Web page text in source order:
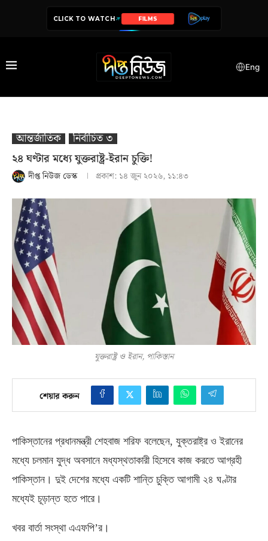
CLICK TO WATCH SERIES
Eng
আন্তর্জাতিক
নির্বাচিত ৩
২৪ ঘণ্টার মধ্যে যুক্তরাষ্ট্র-ইরান চুক্তি!
দীপ্ত নিউজ ডেস্ক প্রকাশ: ১৪ জুন ২০২৬, ১১:৪৩
যুক্তরাষ্ট্র ও ইরান, পাকিস্তান
শেয়ার করুন
পাকিস্তানের প্রধানমন্ত্রী শেহবাজ শরিফ বলেছেন, যুক্তরাষ্ট্র ও ইরানের
মধ্যে চলমান যুদ্ধ অবসানে মধ্যস্থতাকারী হিসেবে কাজ করতে আগ্রহী
পাকিস্তান। দুই দেশের মধ্যে একটি শান্তি চুক্তি আগামী ২৪ ঘণ্টার
মধ্যেই চূড়ান্ত হতে পারে।
খবর বার্তা সংস্থা এএফপি’র।